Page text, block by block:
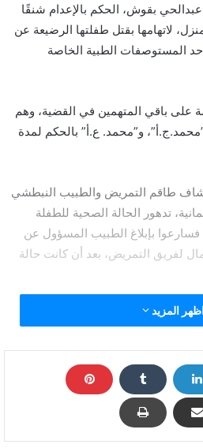
بقوش، الحكم بالإعدام شنقًا
لاتهامها بقتل طفلتها الرضيعة عن
المستوصفات الطبية الخاصة
باقي المتهمين في القضية، وهم
و”محمد. ع.أ” بالحكم لمدة
طاقم التمريض والطبيب النبطشي
تدهور الحالة الصحية للطفلة
فسارعوا بإبلاغ الطبيب المسؤول عن
لفريق التمريض، بعد أن كانت حالة
الطبي، من طاقم التمريض والطبيب
أن ترضعها، وعقب الانفراد بها
بها مادة كاوية “ماء نار”، وأرضعت
السرنجة في سلة المهملات عقب
المزيد